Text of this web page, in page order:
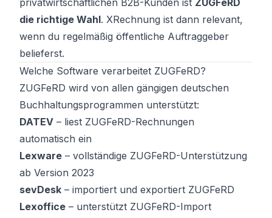
privatwirtschaftlichen B2B-Kunden ist ZUGFeRD
die richtige Wahl. XRechnung ist dann relevant,
wenn du regelmäßig öffentliche Auftraggeber
belieferst.
Welche Software verarbeitet ZUGFeRD?
ZUGFeRD wird von allen gängigen deutschen
Buchhaltungsprogrammen unterstützt:
DATEV – liest ZUGFeRD-Rechnungen
automatisch ein
Lexware – vollständige ZUGFeRD-Unterstützung
ab Version 2023
sevDesk – importiert und exportiert ZUGFeRD
Lexoffice – unterstützt ZUGFeRD-Import